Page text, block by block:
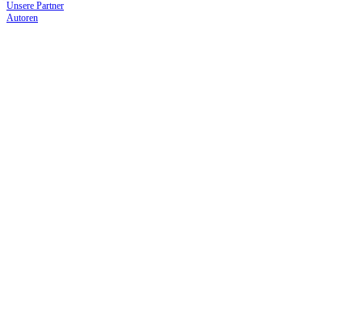
Unsere Partner
Autoren